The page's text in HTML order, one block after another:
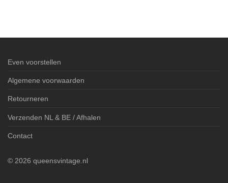
Even voorstellen
Algemene voorwaarden
Retourneren
Verzenden NL & BE / Afhalen
Contact
© 2026 queensvintage.nl